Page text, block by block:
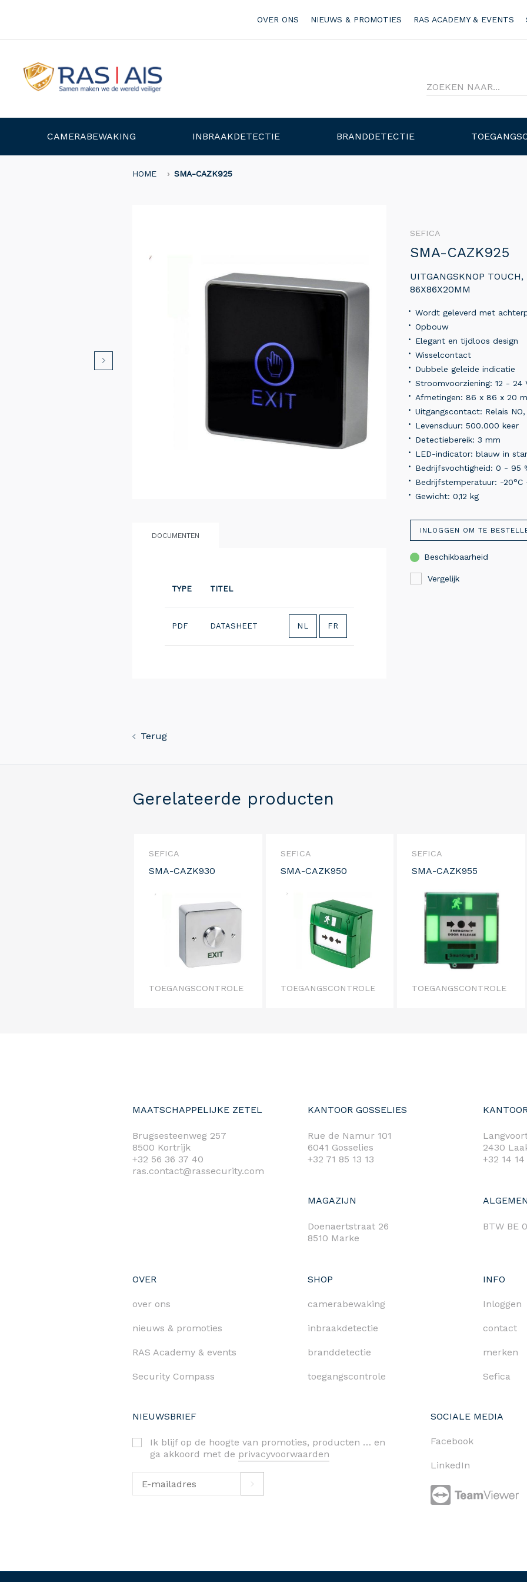
OVER ONS NIEUWS & PROMOTIES RAS ACADEMY & EVENTS
CAMERABEWAKING INBRAAKDETECTIE BRANDDETECTIE
HOME SMA-CAZK925
DOCUMENTEN
TYPE TITEL
PDF DATASHEET NL FR
SEFICA
SMA-CAZK925
UITGANGSKNOP
86X86X20MM
Wordt geleverd met
Opbouw
Elegant en tijdloos design
Wisselcontact
Dubbele geleide indicatie
Stroomvoorziening: 12 - 24
Afmetingen: 86 x 86 x 20
Uitgangscontact: Relais NO,
Levensduur: 500.000 keer
Detectiebereik: 3 mm
LED-indicator: blauw in
Bedrijfsvochtigheid: 0 - 95
Bedrijfstemperatuur: -20°C
Gewicht: 0,12 kg
INLOGGEN OM TE
Beschikbaarheid
Vergelijk
Terug
Gerelateerde producten
SEFICA
SMA-CAZK930
TOEGANGSCONTROLE
SEFICA
SMA-CAZK950
TOEGANGSCONTROLE
SEFICA
SMA-CAZK955
TOEGANGSCONTROLE
MAATSCHAPPELIJKE ZETEL
Brugsesteenweg 257
8500 Kortrijk
+32 56 36 37 40
ras.contact@rassecurity.com
KANTOOR GOSSELIES
Rue de Namur 101
6041 Gosselies
+32 71 85 13 13
2430
+32 14 14
MAGAZIJN
Doenaertstraat 26
8510 Marke
BTW BE
OVER
over ons
nieuws & promoties
RAS Academy & events
Security Compass
SHOP
camerabewaking
inbraakdetectie
branddetectie
toegangscontrole
INFO
Inloggen
contact
merken
Sefica
NIEUWSBRIEF
Ik blijf op de hoogte van promoties, producten … en
ga akkoord met de privacyvoorwaarden
SOCIALE MEDIA
Facebook
LinkedIn